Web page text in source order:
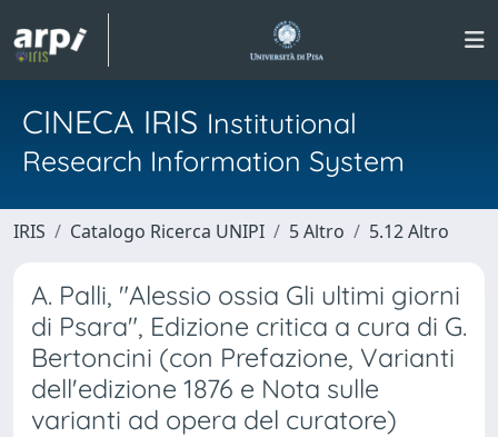
CINECA IRIS Institutional
Research Information System
IRIS Catalogo Ricerca UNIPI 5 Altro 5.12 Altro
A. Palli, "Alessio ossia Gli ultimi giorni
di Psara", Edizione critica a cura di G.
Bertoncini (con Prefazione, Varianti
dell'edizione 1876 e Nota sulle
varianti ad opera del curatore)